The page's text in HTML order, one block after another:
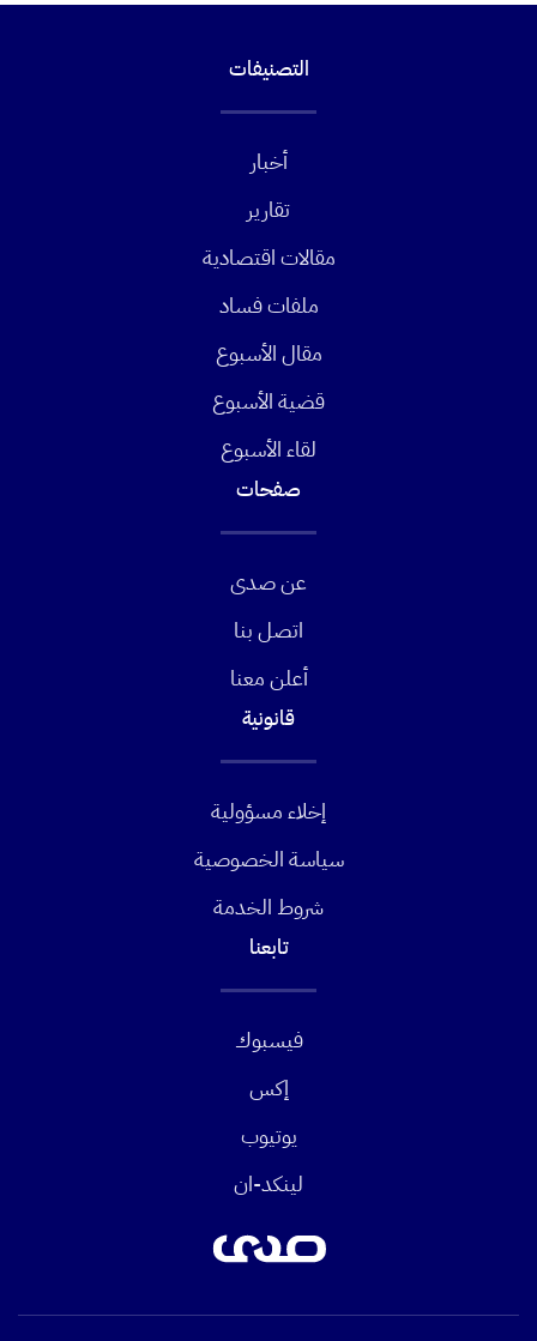
التصنيفات
أخبار
تقارير
مقالات اقتصادية
ملفات فساد
مقال الأسبوع
قضية الأسبوع
لقاء الأسبوع
صفحات
عن صدى
اتصل بنا
أعلن معنا
قانونية
إخلاء مسؤولية
سياسة الخصوصية
شروط الخدمة
تابعنا
فيسبوك
إكس
يوتيوب
لينكد-ان